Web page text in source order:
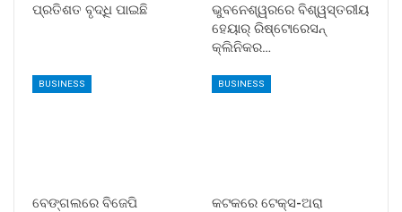
ପ୍ରତିଶତ ବୃଦ୍ଧି ପାଇଛି
ଭୁବନେଶ୍ୱରରେ ବିଶ୍ୱସ୍ତରୀୟ
ହେୟାର୍ ରିଷ୍ଟୋରେସନ୍
କ୍ଲିନିକର…
BUSINESS
ବେଙ୍ଗଲରେ ବିଜେପି
BUSINESS
କଟକରେ ଟେକ୍ସ-ଅରା